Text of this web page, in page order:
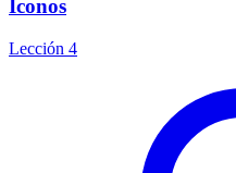
Iconos
Lección 4